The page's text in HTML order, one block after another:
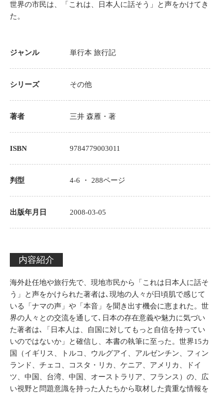
世界の市民は、「これは、日本人に話そう」と声をかけてき
た。
ジャンル 単行本 旅行記
シリーズ その他
著者 三井 森雁 ・著
ISBN 9784779003011
判型 4-6 ・ 288ページ
出版年月日 2008-03-05
内容紹介
海外赴任地や旅行先で、現地市民から「これは日本人に話そ
う」と声をかけられた著者は､現地の人々が日頃肌で感じて
いる「ナマの声」や「本音」を聞き出す機会に恵まれた。世
界の人々との交流を通して､日本の存在意義や魅力に気づい
た著者は､「日本人は、自国に対してもっと自信を持ってい
いのではないか」と確信し、本書の執筆に至った。世界15カ
国（イギリス、トルコ、ウルグアイ、アルゼンチン、フィン
ランド、チェコ、コスタ・リカ、ケニア、アメリカ、ドイ
ツ、中国、台湾、中国、オーストラリア、フランス）の、広
い視野と問題意識を持った人たちから取材した貴重な情報を